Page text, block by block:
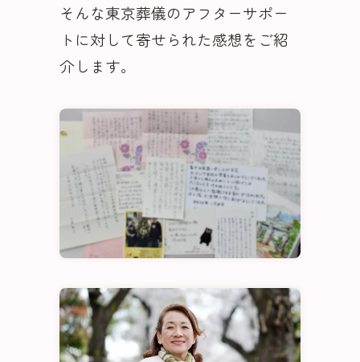
そんな東京葬儀のアフターサポー
トに対して寄せられた感想をご紹
介します。